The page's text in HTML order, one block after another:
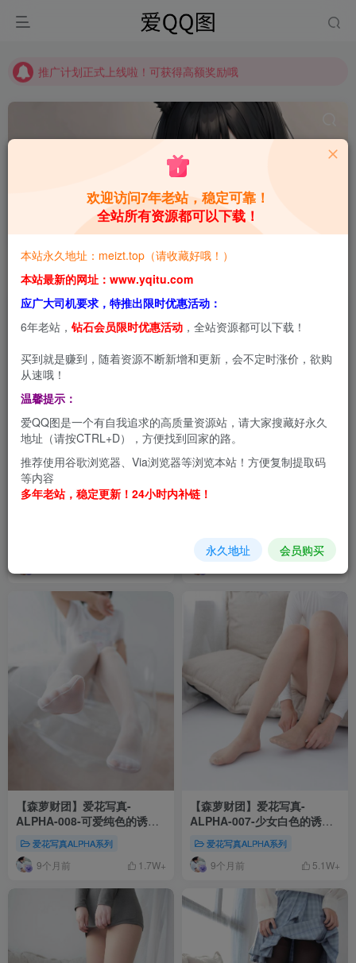
推广计划正式上线啦！可获得高额奖励哦
推广计划正式上线啦！可获得高额奖励哦
共290篇
排序 更新 浏览 点赞 评论
爱花写真ALPHA系列
【森萝财团】爱花写真-
ALPHA-008-可爱纯色的诱惑
[86P-740MB]
爱花写真ALPHA系列
9个月前 1.7W+
【森萝财团】爱花写真-
ALPHA-007-少女白色的诱惑
[156P-1.46GB]
爱花写真ALPHA系列
9个月前 5.1W+
欢迎访问7年老站，稳定可靠！
全站所有资源都可以下载！
本站永久地址：meizt.top（请收藏好哦！）
本站最新的网址：www.yqitu.com
应广大司机要求，特推出限时优惠活动：
6年老站， 钻石会员限时优惠活动 ，全站资源都可以下载！
买到就是赚到，随着资源不断新增和更新，会不定时涨价，欲购
从速哦！
温馨提示：
爱QQ图是一个有自我追求的高质量资源站，请大家搜藏好永久
地址（请按CTRL+D），方便找到回家的路。
推荐使用谷歌浏览器、Via浏览器等浏览本站！方便复制提取码
等内容
多年老站，稳定更新！24小时内补链！
永久地址 会员购买